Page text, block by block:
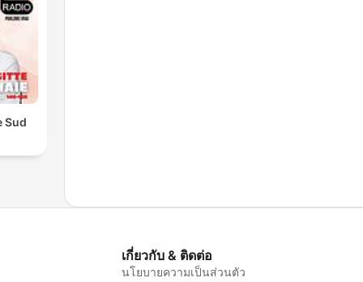
Sud
เกี่ยวกับ & ติดต่อ
นโยบายความเป็นส่วนตัว